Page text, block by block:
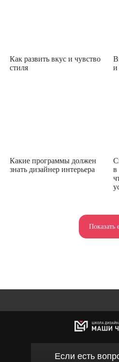
Как развить вкус и чувство
стиля
и
Какие программы должен
знать дизайнер интерьера
в
Показать
Если есть